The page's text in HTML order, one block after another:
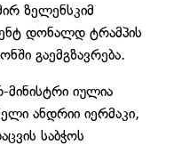
ზელენსკიმ
დონალდ ტრამპის
გაემგზავრება.
მინისტრი იულია
ანდრიი იერმაკი,
საბჭოს